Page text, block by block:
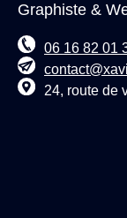
Graphiste &
06 16 82 01
24, route de